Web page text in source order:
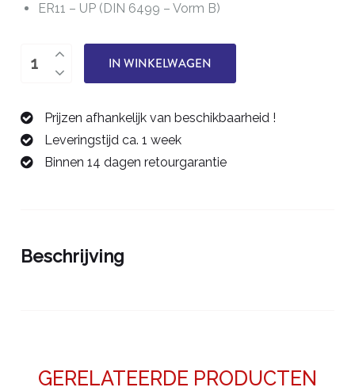
ER11 – UP (DIN 6499 – Vorm B)
Spantang
42421030
aantal
IN WINKELWAGEN
Prijzen afhankelijk van beschikbaarheid !
Leveringstijd ca. 1 week
Binnen 14 dagen retourgarantie
Beschrijving
GERELATEERDE PRODUCTEN